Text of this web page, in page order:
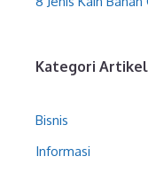
Kategori Artikel
Bisnis
Informasi